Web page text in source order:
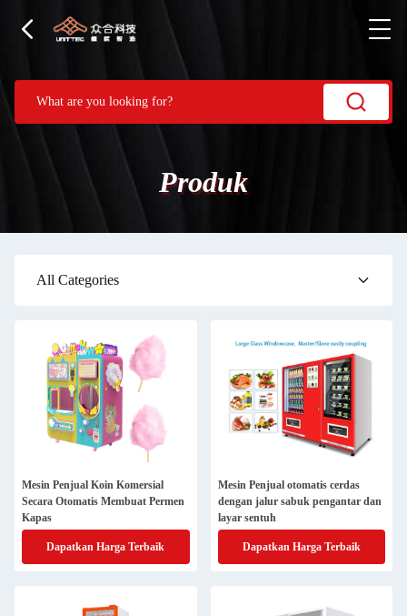
Produk
All Categories
Mesin Penjual Koin Komersial
Secara Otomatis Membuat Permen
Kapas
Dapatkan Harga Terbaik
Mesin Penjual otomatis cerdas
dengan jalur sabuk pengantar dan
layar sentuh
Dapatkan Harga Terbaik